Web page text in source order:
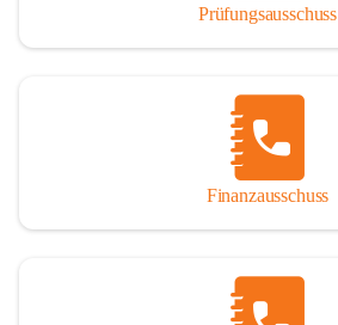
Prüfungsausschuss
Finanzausschuss